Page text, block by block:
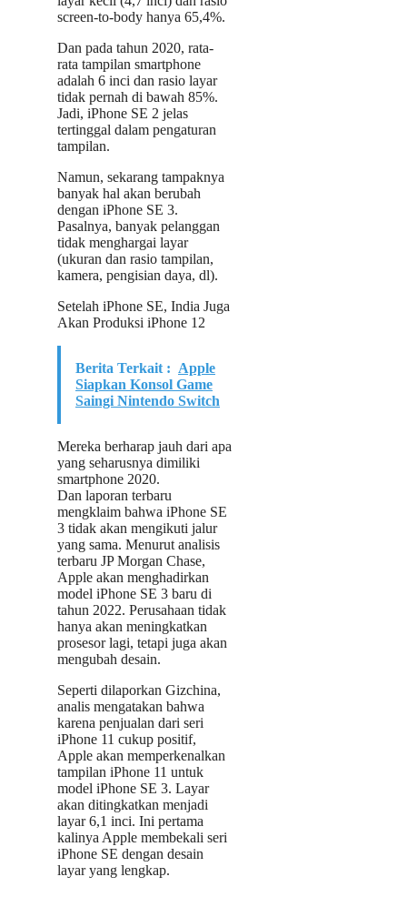
screen-to-body hanya 65,4%.
Dan pada tahun 2020, rata-
rata tampilan smartphone
adalah 6 inci dan rasio layar
tidak pernah di bawah 85%.
Jadi, iPhone SE 2 jelas
tertinggal dalam pengaturan
tampilan.
Namun, sekarang tampaknya
banyak hal akan berubah
dengan iPhone SE 3.
Pasalnya, banyak pelanggan
tidak menghargai layar
(ukuran dan rasio tampilan,
kamera, pengisian daya, dl).
Setelah iPhone SE, India Juga
Akan Produksi iPhone 12
Berita Terkait : Apple
Siapkan Konsol Game
Saingi Nintendo Switch
Mereka berharap jauh dari apa
yang seharusnya dimiliki
smartphone 2020.
Dan laporan terbaru
mengklaim bahwa iPhone SE
3 tidak akan mengikuti jalur
yang sama. Menurut analisis
terbaru JP Morgan Chase,
Apple akan menghadirkan
model iPhone SE 3 baru di
tahun 2022. Perusahaan tidak
hanya akan meningkatkan
prosesor lagi, tetapi juga akan
mengubah desain.
Seperti dilaporkan Gizchina,
analis mengatakan bahwa
karena penjualan dari seri
iPhone 11 cukup positif,
Apple akan memperkenalkan
tampilan iPhone 11 untuk
model iPhone SE 3. Layar
akan ditingkatkan menjadi
layar 6,1 inci. Ini pertama
kalinya Apple membekali seri
iPhone SE dengan desain
layar yang lengkap.